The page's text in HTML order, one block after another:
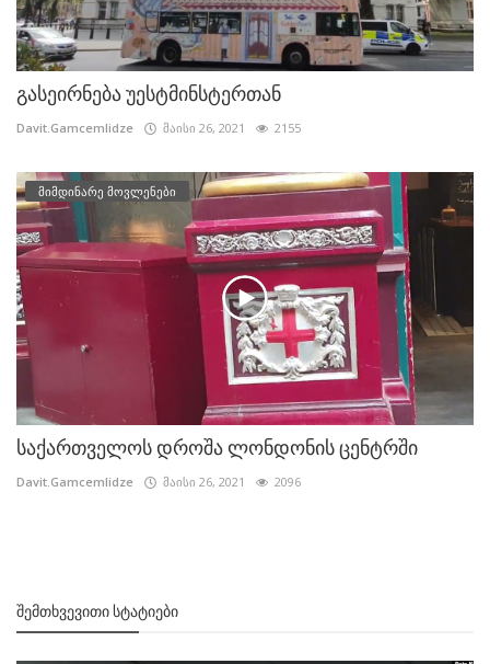
გასეირნება უესტმინსტერთან
Davit.Gamcemlidze მაისი 26, 2021 2155
მიმდინარე მოვლენები
საქართველოს დროშა ლონდონის ცენტრში
Davit.Gamcemlidze მაისი 26, 2021 2096
ᲨᲔᲛᲗᲮᲕᲔᲕᲘᲗᲘ ᲡᲢᲐᲢᲘᲔᲑᲘ